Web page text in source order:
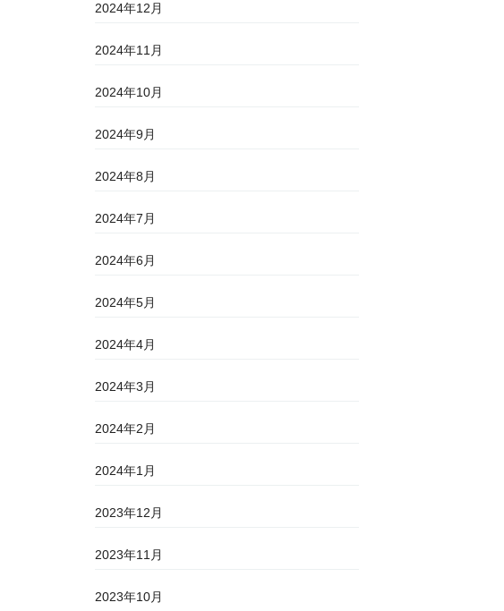
2024年12月
2024年11月
2024年10月
2024年9月
2024年8月
2024年7月
2024年6月
2024年5月
2024年4月
2024年3月
2024年2月
2024年1月
2023年12月
2023年11月
2023年10月